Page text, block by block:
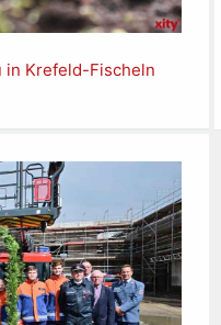
in Krefeld-Fischeln